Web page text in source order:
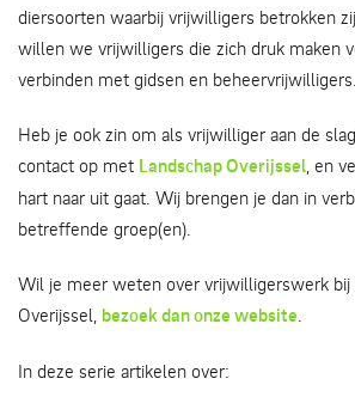
diersoorten waarbij vrijwilligers betrokken
willen we vrijwilligers die zich druk maken
verbinden met gidsen en beheervrijwilligers.
Heb je ook zin om als vrijwilliger aan de
contact op met Landschap Overijssel, en
hart naar uit gaat. Wij brengen je dan in
betreffende groep(en).
Wil je meer weten over vrijwilligerswerk bij
Overijssel, bezoek dan onze website.
In deze serie artikelen over: